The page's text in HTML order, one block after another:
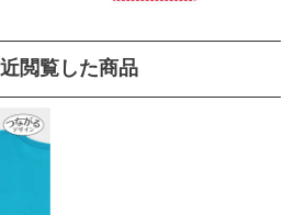
閲覧した商品